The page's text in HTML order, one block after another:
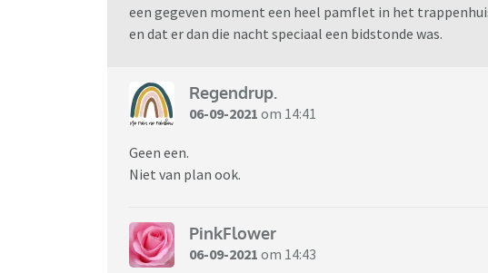
een gegeven moment een heel pamflet in het
en dat er dan die nacht speciaal een bidstonde was.
Regendrup.
06-09-2021 om 14:41
Geen een.
Niet van plan ook.
PinkFlower
06-09-2021 om 14:43